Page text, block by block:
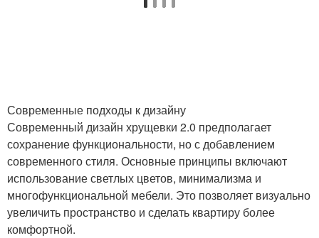
Современные подходы к дизайну
Современный дизайн хрущевки 2.0 предполагает
сохранение функциональности, но с добавлением
современного стиля. Основные принципы включают
использование светлых цветов, минимализма и
многофункциональной мебели. Это позволяет визуально
увеличить пространство и сделать квартиру более
комфортной.